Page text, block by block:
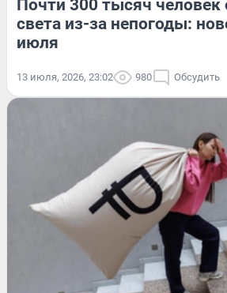
Почти 300 тысяч человек
света из-за непогоды:
июля
13 июля, 2026, 23:02 980 Обсудить